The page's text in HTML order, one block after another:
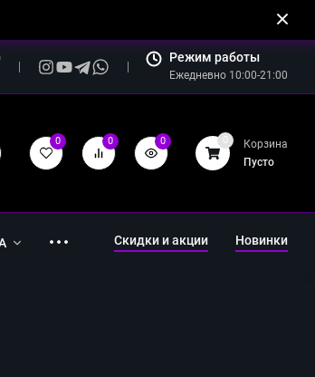
Режим работы
Ежедневно 10:00-21:00
0 0 0 0
Корзина
Пусто
Скидки и акции Новинки